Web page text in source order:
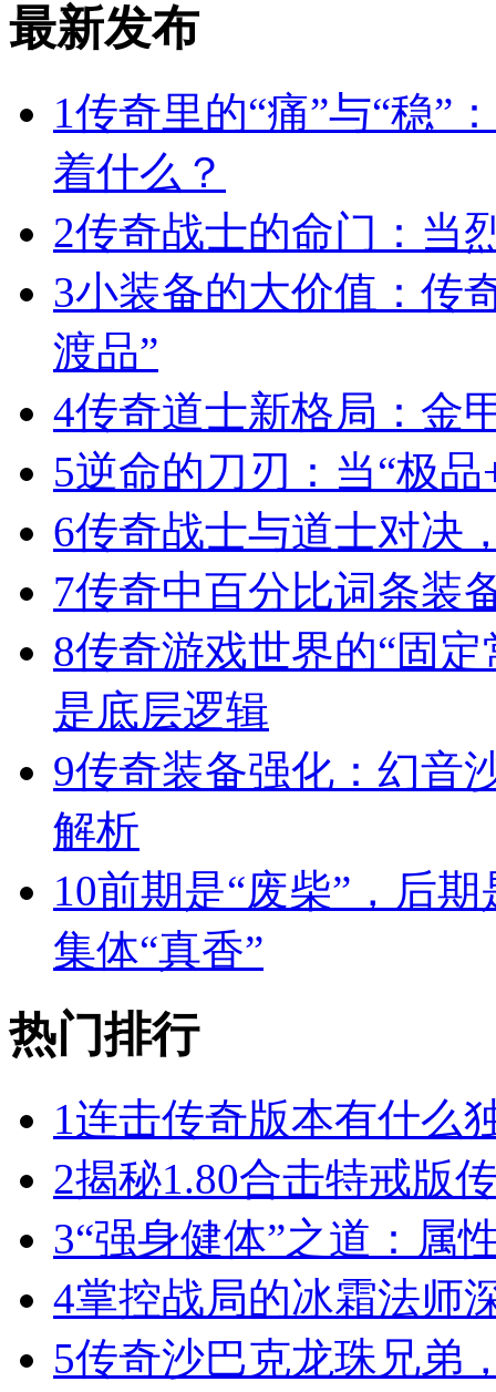
最新发布
1传奇里的“痛”与“稳”
着什么？
2传奇战士的命门：当
3小装备的大价值：传
渡品”
4传奇道士新格局：金
5逆命的刀刃：当“极
6传奇战士与道士对决
7传奇中百分比词条装
8传奇游戏世界的“固
是底层逻辑
9传奇装备强化：幻音
解析
10前期是“废柴”，后
集体“真香”
热门排行
1 连击传奇版本有什么
2揭秘1.80合击特戒版
3“强身健体”之道：属
4掌控战局的冰霜法师
5传奇沙巴克龙珠兄弟